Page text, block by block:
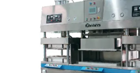
PRIVACY
POLICY